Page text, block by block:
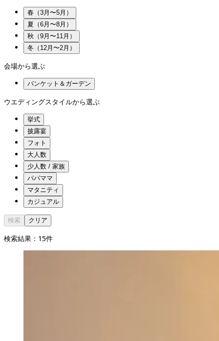
春（3月〜5月）
夏（6月〜8月）
秋（9月〜11月）
冬（12月〜2月）
会場から選ぶ
バンケット＆ガーデン
ウエディングスタイルから選ぶ
挙式
披露宴
フォト
大人数
少人数 / 家族
パパママ
マタニティ
カジュアル
検索 クリア
検索結果： 15件